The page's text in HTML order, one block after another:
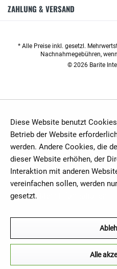
ZAHLUNG & VERSAND
* Alle Preise inkl. gesetzl.
Nachnahmegebühren,
© 2026 Barite
Diese Website benutzt
Betrieb der Website
werden. Andere Cookies, die
dieser Website erhöhen, der
Interaktion mit anderen
vereinfachen sollen, werden
gesetzt.
Alle